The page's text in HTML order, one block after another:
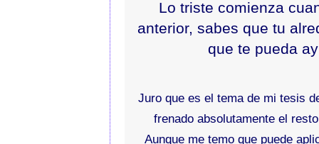
Lo triste comienza
anterior, sabes que tu
que te pueda
Juro que es el tema de mi tesis
frenado absolutamente el
Aunque me temo que puede